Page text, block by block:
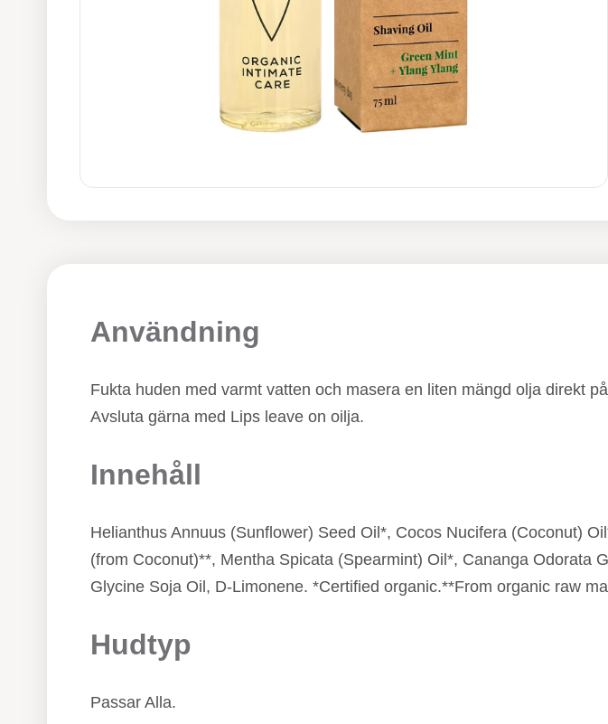
Användning
Fukta huden med varmt vatten och masera en liten mängd olja direkt
Avsluta gärna med Lips leave on oilja.
Innehåll
Helianthus Annuus (Sunflower) Seed Oil*, Cocos Nucifera (Coconut)
(from Coconut)**, Mentha Spicata (Spearmint) Oil*, Cananga Odorata
Glycine Soja Oil, D-Limonene. *Certified organic.**From organic raw
Hudtyp
Passar Alla.